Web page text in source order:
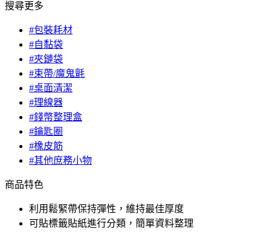
搜尋更多
#包裝耗材
#自黏袋
#夾鏈袋
#束帶/魔鬼氈
#桌面清潔
#理線器
#錢幣整理盒
#鑰匙圈
#橡皮筋
#其他庶務小物
商品特色
利用鬆緊帶保持彈性，維持最佳厚度
可貼標籤貼紙進行分類，簡單資料整理